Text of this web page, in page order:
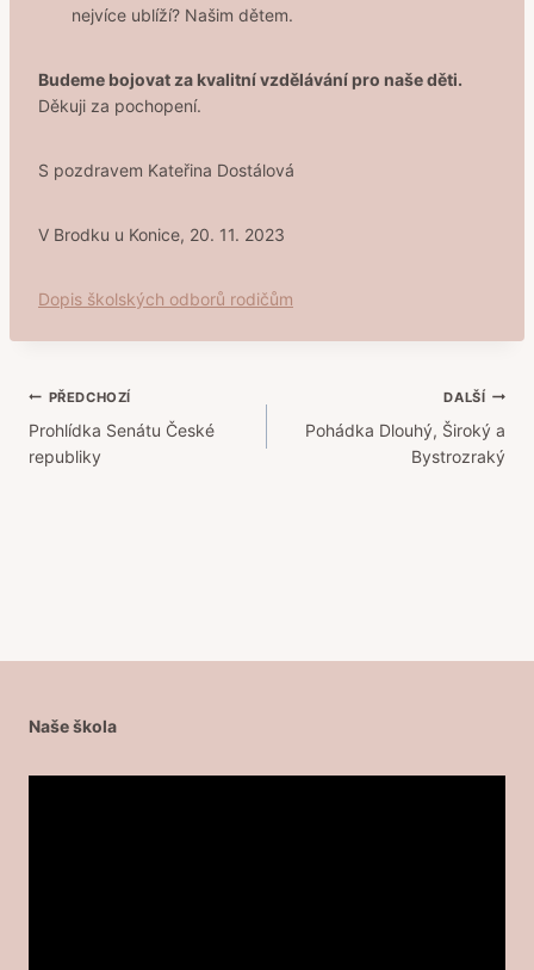
nejvíce ublíží? Našim dětem.
Budeme bojovat za kvalitní vzdělávání pro naše děti.
Děkuji za pochopení.
S pozdravem Kateřina Dostálová
V Brodku u Konice, 20. 11. 2023
Dopis školských odborů rodičům
Navigace
pro
PŘEDCHOZÍ
Prohlídka Senátu České
republiky
DALŠÍ
Pohádka Dlouhý, Široký a
Bystrozraký
Naše škola